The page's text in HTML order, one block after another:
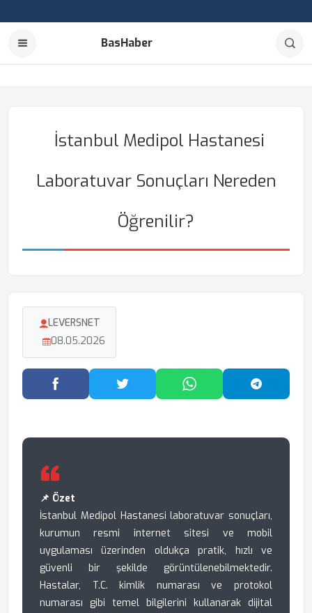
BasHaber
İstanbul Medipol Hastanesi
Laboratuvar Sonuçları Nereden
Öğrenilir?
LEVERSNET
08.05.2026
Facebook'ta PaylaşTwitter'da PaylaşWhatsApp'ta Paylaş
📌 Özet
İstanbul Medipol Hastanesi laboratuvar sonuçları,
kurumun resmi internet sitesi ve mobil
uygulaması üzerinden oldukça pratik, hızlı ve
güvenli bir şekilde görüntülenebilmektedir.
Hastalar, T.C. kimlik numarası ve protokol
numarası gibi temel bilgilerini kullanarak dijital